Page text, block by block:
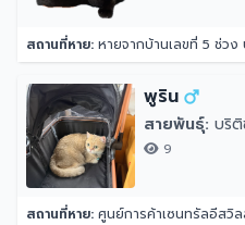
สถานที่หาย: หายจากบ้านเลขที่ 5 ช่วง ปากซอยจรัญ 2 5 ซอย จรัญ
พูริน
สายพันธุ์: บริ
9
สถานที่หาย: ศูนย์การค้าเซนทรัลอีสวิลล์ ถ. ประดิษฐ์